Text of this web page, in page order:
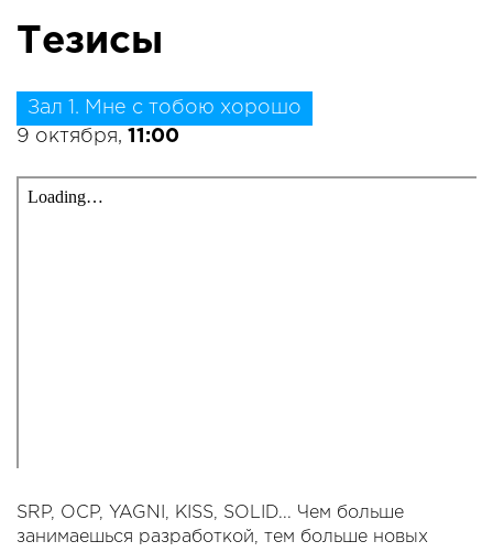
Тезисы
Зал 1. Мне с тобою хорошо
9 октября, 11:00
SRP, OCP, YAGNI, KISS, SOLID... Чем больше
занимаешься разработкой, тем больше новых